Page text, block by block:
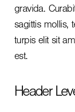
gravida.
sagittis mollis,
turpis elit sit
est.
Header